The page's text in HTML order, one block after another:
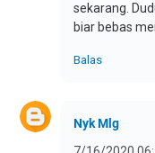
sekarang.
biar bebas
Balas
Nyk Mlg